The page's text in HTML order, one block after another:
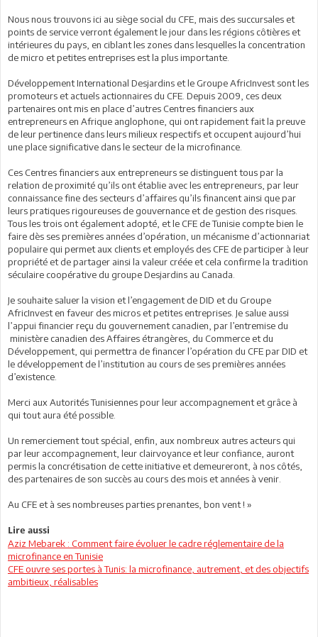
Nous nous trouvons ici au siège social du CFE, mais des succursales et
points de service verront également le jour dans les régions côtières et
intérieures du pays, en ciblant les zones dans lesquelles la concentration
de micro et petites entreprises est la plus importante.
Développement International Desjardins et le Groupe AfricInvest sont les
promoteurs et actuels actionnaires du CFE. Depuis 2009, ces deux
partenaires ont mis en place d’autres Centres financiers aux
entrepreneurs en Afrique anglophone, qui ont rapidement fait la preuve
de leur pertinence dans leurs milieux respectifs et occupent aujourd’hui
une place significative dans le secteur de la microfinance.
Ces Centres financiers aux entrepreneurs se distinguent tous par la
relation de proximité qu’ils ont établie avec les entrepreneurs, par leur
connaissance fine des secteurs d’affaires qu’ils financent ainsi que par
leurs pratiques rigoureuses de gouvernance et de gestion des risques.
Tous les trois ont également adopté, et le CFE de Tunisie compte bien le
faire dès ses premières années d’opération, un mécanisme d’actionnariat
populaire qui permet aux clients et employés des CFE de participer à leur
propriété et de partager ainsi la valeur créée et cela confirme la tradition
séculaire coopérative du groupe Desjardins au Canada.
Je souhaite saluer la vision et l’engagement de DID et du Groupe
AfricInvest en faveur des micros et petites entreprises. Je salue aussi
l’appui financier reçu du gouvernement canadien, par l’entremise du
ministère canadien des Affaires étrangères, du Commerce et du
Développement, qui permettra de financer l’opération du CFE par DID et
le développement de l’institution au cours de ses premières années
d’existence.
Merci aux Autorités Tunisiennes pour leur accompagnement et grâce à
qui tout aura été possible.
Un remerciement tout spécial, enfin, aux nombreux autres acteurs qui
par leur accompagnement, leur clairvoyance et leur confiance, auront
permis la concrétisation de cette initiative et demeureront, à nos côtés,
des partenaires de son succès au cours des mois et années à venir.
Au CFE et à ses nombreuses parties prenantes, bon vent ! »
Lire aussi
Aziz Mebarek : Comment faire évoluer le cadre réglementaire de la
microfinance en Tunisie
CFE ouvre ses portes à Tunis: la microfinance, autrement, et des objectifs
ambitieux, réalisables